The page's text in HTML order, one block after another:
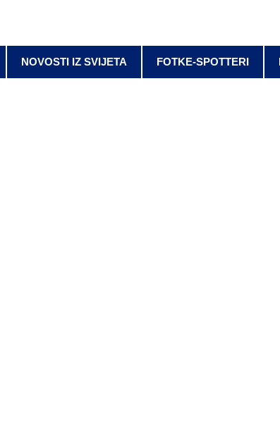
NOVOSTI IZ SVIJETA FOTKE-SPOTTERI